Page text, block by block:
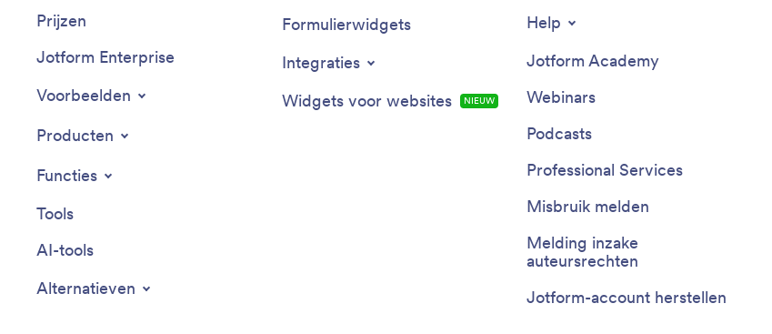
Prijzen
Jotform Enterprise
Voorbeelden
Producten
Functies
Tools
AI-tools
Alternatieven
Formulierwidgets
Integraties
Widgets voor websites
NIEUW
Help
Jotform Academy
Webinars
Podcasts
Professional Services
Misbruik melden
Melding inzake
auteursrechten
Jotform-account herstellen